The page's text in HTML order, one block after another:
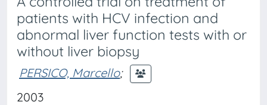
patients with HCV infection and
abnormal liver function tests with or
without liver biopsy
PERSICO, Marcello;
2003